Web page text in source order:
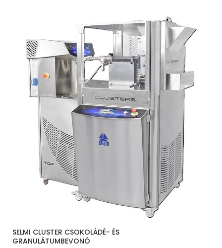
SELMI CLUSTER CSOKOLÁDÉ- ÉS
GRANULÁTUMBEVONÓ